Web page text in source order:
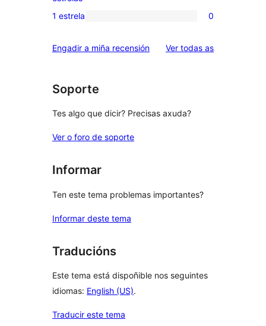
valoracións
2
0
de
estrelas
1 estrela 0
Engadir a miña recensión Ver todas asvaloracións
Soporte
Tes algo que dicir? Precisas axuda?
Ver o foro de soporte
Informar
Ten este tema problemas importantes?
Informar deste tema
Traducións
Este tema está dispoñible nos seguintes
idiomas: English (US).
Traducir este tema